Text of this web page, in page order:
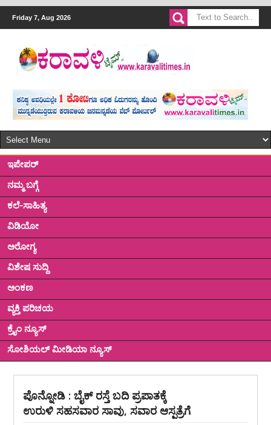
Friday 7, Aug 2026
ಇಪೇಪರ್
ನಮ್ಮ ಬಗ್ಗೆ
ಕಲೆ-ಸಾಹಿತ್ಯ
ವಿಡಿಯೋ
ಅರೋಗ್ಯ
ವಿಶೇಷ ಸುದ್ದಿ
ಅಂಕಣ
ವ್ಯಕ್ತಿ ಪರಿಚಯ
ಕ್ರೈಂ ನ್ಯೂಸ್
ಸೋಶಿಯಲ್ ಮೀಡಿಯಾ ನ್ಯೂಸ್
ಪೊನ್ನೋಡಿ : ಬೈಕ್ ರಸ್ತೆ ಬದಿ ಪ್ರಪಾತಕ್ಕೆ
ಉರುಳಿ ಸಹಸವಾರ ಸಾವು, ಸವಾರ ಆಸ್ಪತ್ರೆಗೆ